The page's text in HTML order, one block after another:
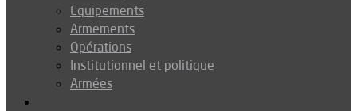
Equipements
Armements
Opérations
Institutionnel et politique
Armées